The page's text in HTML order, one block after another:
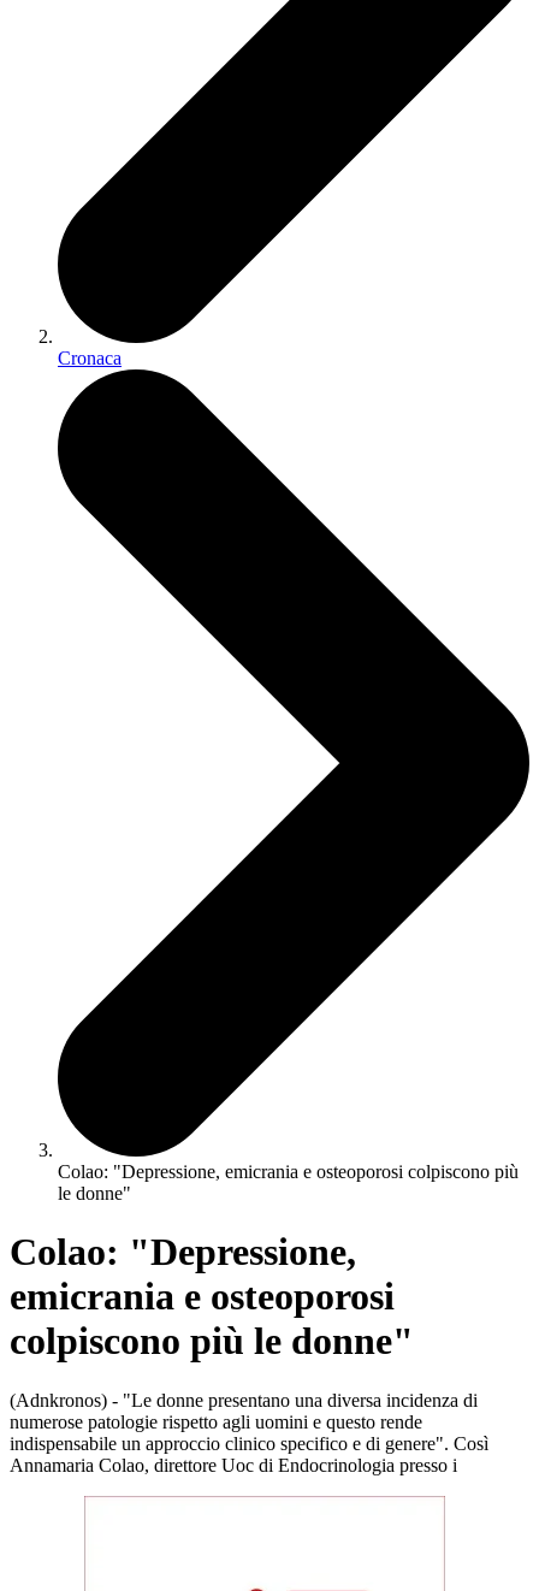
Cronaca
Colao: "Depressione, emicrania e osteoporosi colpiscono più
le donne"
Colao: "Depressione,
emicrania e osteoporosi
colpiscono più le donne"
(Adnkronos) - "Le donne presentano una diversa incidenza di
numerose patologie rispetto agli uomini e questo rende
indispensabile un approccio clinico specifico e di genere". Così
Annamaria Colao, direttore Uoc di Endocrinologia presso i